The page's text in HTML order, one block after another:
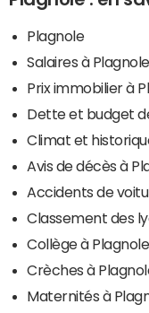
Plagnole
Salaires à Plagnole
Prix immobilier à
Dette et budget
Climat et
Avis de décès à
Accidents de
Classement des
Collège à Plagnole
Crèches à
Maternités à